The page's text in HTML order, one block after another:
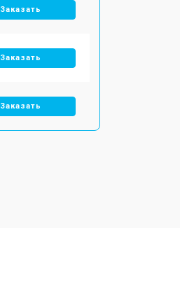
Заказать
Заказать
Заказать